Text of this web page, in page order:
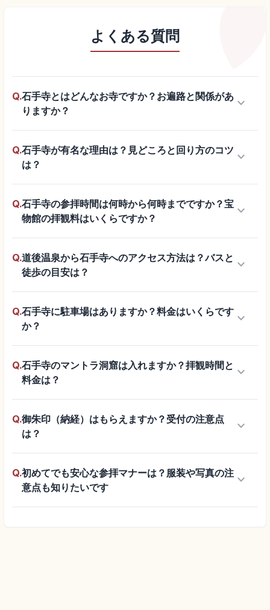
よくある質問
Q.石手寺とはどんなお寺ですか？お遍路と関係があ
りますか？
keyboard_arrow_down
Q.石手寺が有名な理由は？見どころと回り方のコツ
は？
keyboard_arrow_down
Q.石手寺の参拝時間は何時から何時までですか？宝
物館の拝観料はいくらですか？
keyboard_arrow_down
Q.道後温泉から石手寺へのアクセス方法は？バスと
徒歩の目安は？
keyboard_arrow_down
Q.石手寺に駐車場はありますか？料金はいくらです
か？
keyboard_arrow_down
Q.石手寺のマントラ洞窟は入れますか？拝観時間と
料金は？
keyboard_arrow_down
Q.御朱印（納経）はもらえますか？受付の注意点
は？
keyboard_arrow_down
Q.初めてでも安心な参拝マナーは？服装や写真の注
意点も知りたいです
keyboard_arrow_down